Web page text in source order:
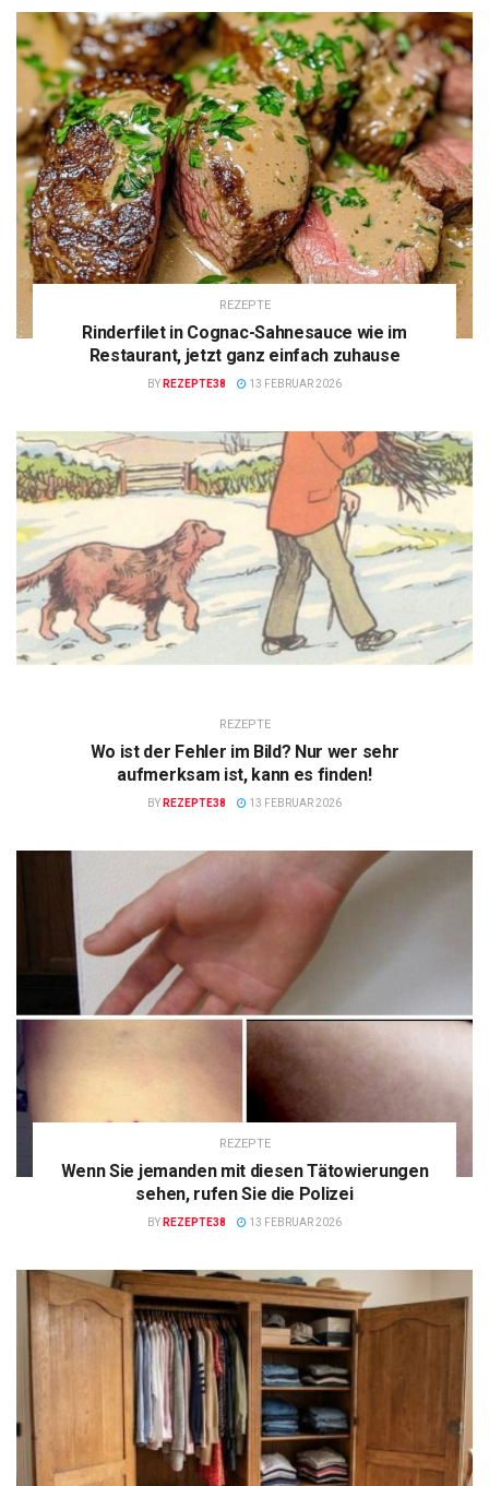
REZEPTE
Rinderfilet in Cognac-Sahnesauce wie im
Restaurant, jetzt ganz einfach zuhause
BY REZEPTE38 13 FEBRUAR 2026
REZEPTE
Wo ist der Fehler im Bild? Nur wer sehr
aufmerksam ist, kann es finden!
BY REZEPTE38 13 FEBRUAR 2026
REZEPTE
Wenn Sie jemanden mit diesen Tätowierungen
sehen, rufen Sie die Polizei
BY REZEPTE38 13 FEBRUAR 2026